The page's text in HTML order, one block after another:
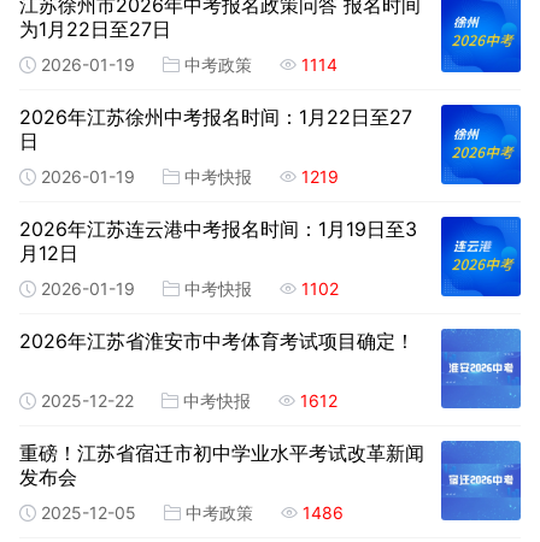
江苏徐州市2026年中考报名政策问答 报名时间
为1月22日至27日
2026-01-19 中考政策 1114
2026年江苏徐州中考报名时间：1月22日至27
日
2026-01-19 中考快报 1219
2026年江苏连云港中考报名时间：1月19日至3
月12日
2026-01-19 中考快报 1102
2026年江苏省淮安市中考体育考试项目确定！
2025-12-22 中考快报 1612
重磅！江苏省宿迁市初中学业水平考试改革新闻
发布会
2025-12-05 中考政策 1486